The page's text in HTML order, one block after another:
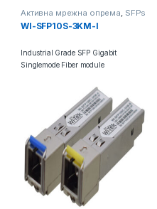
Активна мрежна опрема, SFPs
WI-SFP10S-3KM-I
Industrial Grade SFP Gigabit
Singlemode Fiber module